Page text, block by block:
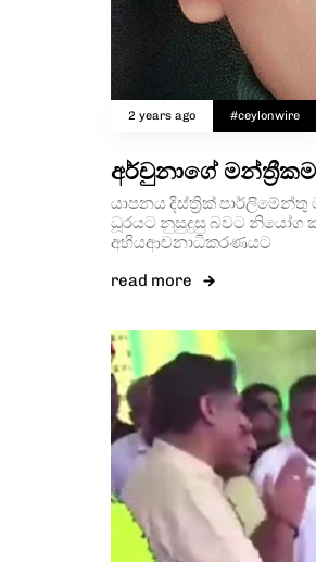
2 years ago #ceylonwire
අර්චුනාගේ
යාපනය දිස්ත්‍රික් පාර්ලිමේන්තු
ධූරයට නුසුදුසු බවට නියෝග
අභියආචනාධිකරණයට
read more